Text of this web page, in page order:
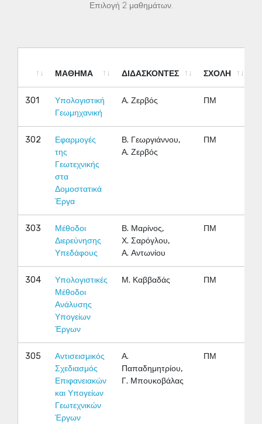
Επιλογή 2 μαθημάτων.
ΜΑΘΗΜΑ ΔΙΔΑΣΚΟΝΤΕΣ ΣΧΟΛΗ
301
Υπολογιστική
Γεωμηχανική
Α. Ζερβός ΠΜ
302
Εφαρμογές
της
Γεωτεχνικής
στα
Δομοστατικά
Έργα
Β. Γεωργιάννου,
Α. Ζερβός
ΠΜ
303
Μέθοδοι
Διερεύνησης
Υπεδάφους
Β. Μαρίνος,
Χ. Σαρόγλου,
Α. Αντωνίου
ΠΜ
304
Υπολογιστικές
Μέθοδοι
Ανάλυσης
Υπογείων
Έργων
Μ. Καββαδάς ΠΜ
305
Αντισεισμικός
Σχεδιασμός
Επιφανειακών
και Υπογείων
Γεωτεχνικών
Έργων
Α.
Παπαδημητρίου,
Γ. Μπουκοβάλας
ΠΜ